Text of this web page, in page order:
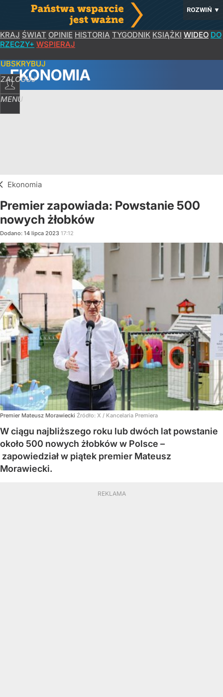
ROZWIŃ ▼
KRAJ ŚWIAT OPINIE HISTORIA TYGODNIK KSIĄŻKI WIDEO DO
RZECZY+ WSPIERAJ
ZALOGUJ
MENU
EKONOMIA
Ekonomia
Premier zapowiada: Powstanie 500
nowych żłobków
Dodano: 14 lipca 2023 17:12
Premier Mateusz Morawiecki Źródło: X / Kancelaria Premiera
W ciągu najbliższego roku lub dwóch lat powstanie
około 500 nowych żłobków w Polsce –
zapowiedział w piątek premier Mateusz
Morawiecki.